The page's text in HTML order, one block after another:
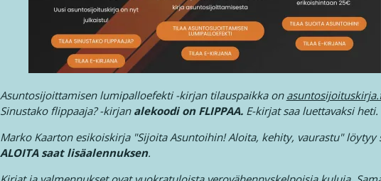
Asuntosijoittamisen lumipalloefekti -kirjan tilauspaikka on
Sinustako flippaaja? -kirjan alekoodi on FLIPPAA. E-kirjat saa luettavaksi heti.
Marko Kaarton esikoiskirja "Sijoita Asuntoihin! Aloita, kehity, vaurastu" löytyy
ALOITA saat lisäalennuksen.